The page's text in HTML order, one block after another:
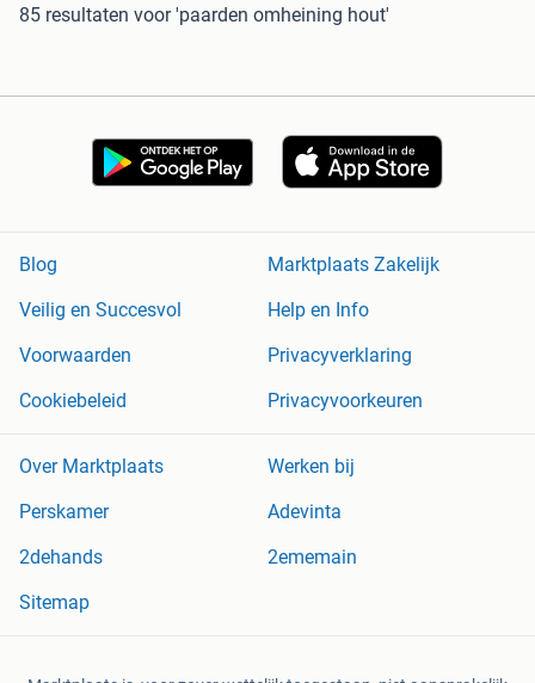
85 resultaten voor 'paarden omheining hout'
Blog
Marktplaats Zakelijk
Veilig en Succesvol
Help en Info
Voorwaarden
Privacyverklaring
Cookiebeleid
Privacyvoorkeuren
Over Marktplaats
Werken bij
Perskamer
Adevinta
2dehands
2ememain
Sitemap